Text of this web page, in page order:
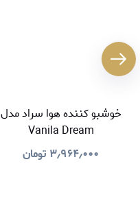
خوشبو کننده هوا سراد مدل
Vanila Dream
۳٫۹۶۴٫۰۰۰ تومان